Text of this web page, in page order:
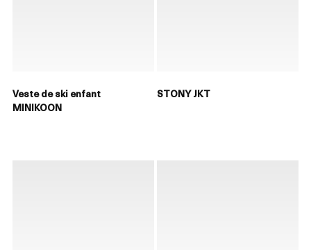
Veste de ski enfant
MINIKOON
STONY JKT